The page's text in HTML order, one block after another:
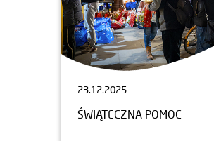
23.12.2025
ŚWIĄTECZNA POMOC